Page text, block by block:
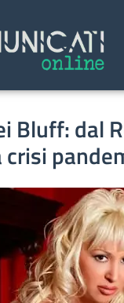
Bluff: dal
crisi